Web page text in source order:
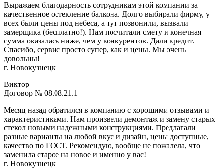
Выражаем благодарность сотрудникам этой компании за
качественное остекление балкона. Долго выбирали фирму, у
всех были цены под небеса, а тут позвонили, вызвали
замерщика (бесплатно!). Нам посчитали смету и конечная
сумма оказалась ниже, чем у конкурентов. Дали кредит.
Спасибо, сервис просто супер, как и цены. Мы очень
довольны!
г. Новокузнецк
Виктор
Договор № 08.08.21.1
Месяц назад обратился в компанию с хорошими отзывами и
характеристиками. Нам произвели демонтаж и замену старых
стекол новыми надежными конструкциями. Предлагали
разные варианты на любой вкус и дизайн, цены доступные,
качество по ГОСТ. Рекомендую, вообще не пожалела, что
заменила старое на новое и именно у вас!
г. Новокузнецк